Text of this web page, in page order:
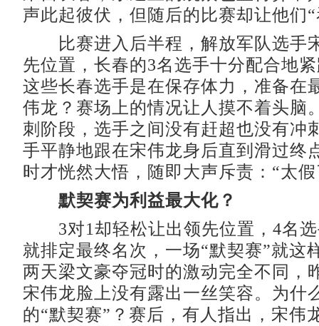
声此起彼伏，但随后的比赛却让他们
比赛进入后半程，解放军队选手
先位置，长春的3名选手十分配合地
这些长春选手是在保存体力，准备在
伟龙？赛场上的情况让人摸不着头脑
刺阶段，选手之间没有赶超也没有冲
手平静地跟在宋伟龙身后直到滑过终
时才恍然大悟，随即大声斥责：“太
默契赛为利益最大化？
3对1却轻松让出领先位置，4名选
就排定最终名次，一场“默契赛”就这
两天梁文豪夺冠时的激动完全不同，
宋伟龙脸上没有露出一丝笑容。为什
的“默契赛”？赛后，有人指出，宋伟